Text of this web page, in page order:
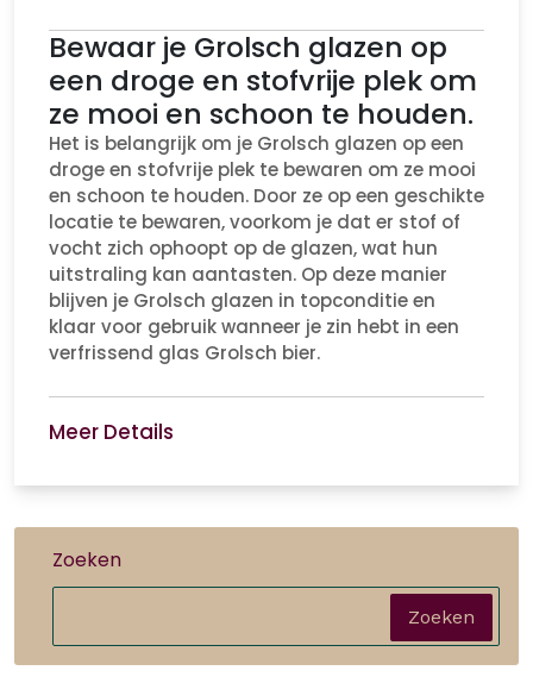
Bewaar je Grolsch glazen op
een droge en stofvrije plek om
ze mooi en schoon te houden.
Het is belangrijk om je Grolsch glazen op een
droge en stofvrije plek te bewaren om ze mooi
en schoon te houden. Door ze op een geschikte
locatie te bewaren, voorkom je dat er stof of
vocht zich ophoopt op de glazen, wat hun
uitstraling kan aantasten. Op deze manier
blijven je Grolsch glazen in topconditie en
klaar voor gebruik wanneer je zin hebt in een
verfrissend glas Grolsch bier.
Meer Details
Zoeken
Zoeken